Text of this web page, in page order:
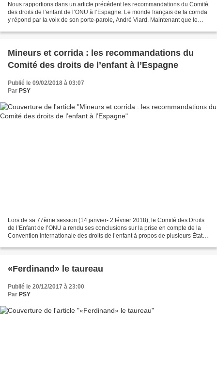
Nous rapportions dans un article précédent les recommandations du Comité
des droits de l’enfant de l’ONU à l’Espagne. Le monde français de la corrida
y répond par la voix de son porte-parole, André Viard. Maintenant que le
Mineurs et corrida : les recommandations du
Comité des droits de l’enfant à l’Espagne
Publié le 09/02/2018 à 03:07
Par PSY
Lors de sa 77ème session (14 janvier- 2 février 2018), le Comité des Droits
de l’Enfant de l’ONU a rendu ses conclusions sur la prise en compte de la
Convention internationale des droits de l’enfant à propos de plusieurs États
«Ferdinand» le taureau
Publié le 20/12/2017 à 23:00
Par PSY